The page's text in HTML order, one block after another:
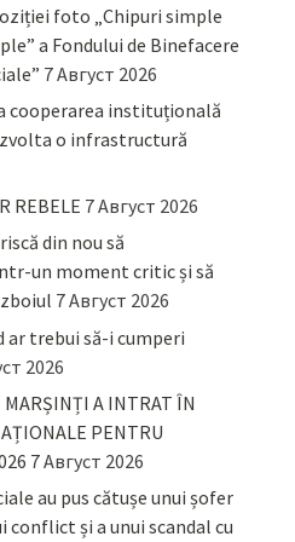
foto „Chipuri simple
a Fondului de Binefacere
7 Август 2026
cooperarea instituțională
o infrastructură
REBELE 7 Август 2026
din nou să
un moment critic și să
7 Август 2026
ar trebui să-i cumperi
2026
MARȘINȚI A INTRAT ÎN
PENTRU
7 Август 2026
au pus cătușe unui șofer
conflict și a unui scandal cu